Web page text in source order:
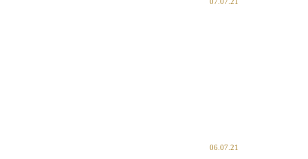
06.07.21